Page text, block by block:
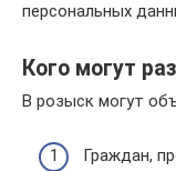
персональных
Кого могут
В розыск могут
Граждан,